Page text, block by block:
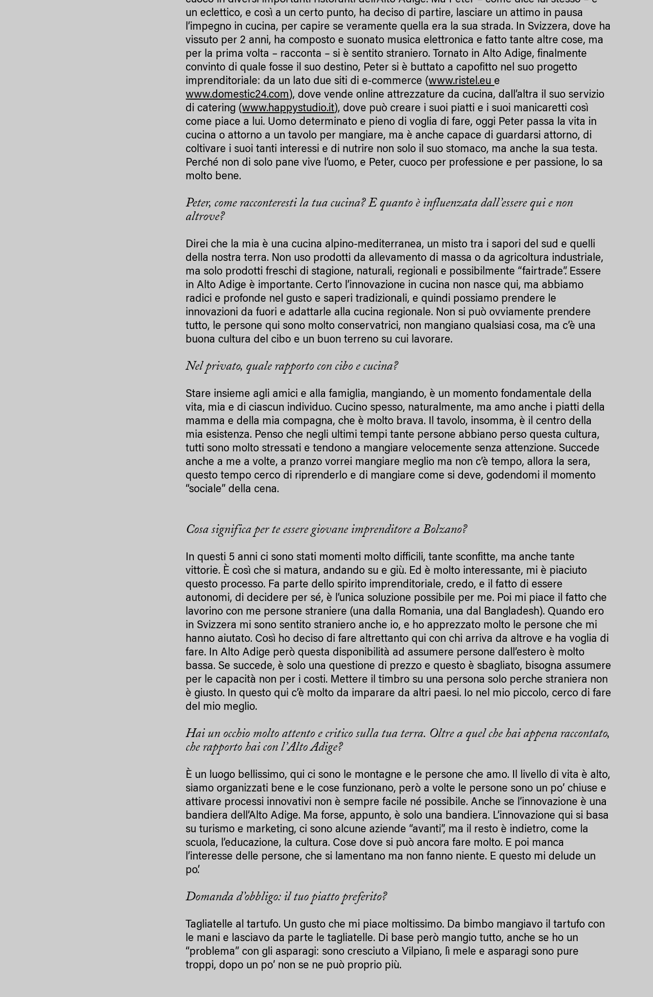
un eclettico, e così a un certo punto, ha deciso di partire, lasciare un attimo in pausa
l’impegno in cucina, per capire se veramente quella era la sua strada. In Svizzera, dove ha
vissuto per 2 anni, ha composto e suonato musica elettronica e fatto tante altre cose, ma
per la prima volta – racconta – si è sentito straniero. Tornato in Alto Adige, finalmente
convinto di quale fosse il suo destino, Peter si è buttato a capofitto nel suo progetto
imprenditoriale: da un lato due siti di e-commerce (www.ristel.eu e
www.domestic24.com), dove vende online attrezzature da cucina, dall’altra il suo servizio
di catering (www.happystudio.it), dove può creare i suoi piatti e i suoi manicaretti così
come piace a lui. Uomo determinato e pieno di voglia di fare, oggi Peter passa la vita in
cucina o attorno a un tavolo per mangiare, ma è anche capace di guardarsi attorno, di
coltivare i suoi tanti interessi e di nutrire non solo il suo stomaco, ma anche la sua testa.
Perché non di solo pane vive l’uomo, e Peter, cuoco per professione e per passione, lo sa
molto bene.
Peter, come racconteresti la tua cucina? E quanto è influenzata dall’essere qui e non
altrove?
Direi che la mia è una cucina alpino-mediterranea, un misto tra i sapori del sud e quelli
della nostra terra. Non uso prodotti da allevamento di massa o da agricoltura industriale,
ma solo prodotti freschi di stagione, naturali, regionali e possibilmente “fairtrade”. Essere
in Alto Adige è importante. Certo l’innovazione in cucina non nasce qui, ma abbiamo
radici e profonde nel gusto e saperi tradizionali, e quindi possiamo prendere le
innovazioni da fuori e adattarle alla cucina regionale. Non si può ovviamente prendere
tutto, le persone qui sono molto conservatrici, non mangiano qualsiasi cosa, ma c’è una
buona cultura del cibo e un buon terreno su cui lavorare.
Nel privato, quale rapporto con cibo e cucina?
Stare insieme agli amici e alla famiglia, mangiando, è un momento fondamentale della
vita, mia e di ciascun individuo. Cucino spesso, naturalmente, ma amo anche i piatti della
mamma e della mia compagna, che è molto brava. Il tavolo, insomma, è il centro della
mia esistenza. Penso che negli ultimi tempi tante persone abbiano perso questa cultura,
tutti sono molto stressati e tendono a mangiare velocemente senza attenzione. Succede
anche a me a volte, a pranzo vorrei mangiare meglio ma non c’è tempo, allora la sera,
questo tempo cerco di riprenderlo e di mangiare come si deve, godendomi il momento
“sociale” della cena.
Cosa significa per te essere giovane imprenditore a Bolzano?
In questi 5 anni ci sono stati momenti molto difficili, tante sconfitte, ma anche tante
vittorie. È così che si matura, andando su e giù. Ed è molto interessante, mi è piaciuto
questo processo. Fa parte dello spirito imprenditoriale, credo, e il fatto di essere
autonomi, di decidere per sé, è l’unica soluzione possibile per me. Poi mi piace il fatto che
lavorino con me persone straniere (una dalla Romania, una dal Bangladesh). Quando ero
in Svizzera mi sono sentito straniero anche io, e ho apprezzato molto le persone che mi
hanno aiutato. Così ho deciso di fare altrettanto qui con chi arriva da altrove e ha voglia di
fare. In Alto Adige però questa disponibilità ad assumere persone dall’estero è molto
bassa. Se succede, è solo una questione di prezzo e questo è sbagliato, bisogna assumere
per le capacità non per i costi. Mettere il timbro su una persona solo perche straniera non
è giusto. In questo qui c’è molto da imparare da altri paesi. Io nel mio piccolo, cerco di fare
del mio meglio.
Hai un occhio molto attento e critico sulla tua terra. Oltre a quel che hai appena raccontato,
che rapporto hai con l’Alto Adige?
È un luogo bellissimo, qui ci sono le montagne e le persone che amo. Il livello di vita è alto,
siamo organizzati bene e le cose funzionano, però a volte le persone sono un po’ chiuse e
attivare processi innovativi non è sempre facile né possibile. Anche se l’innovazione è una
bandiera dell’Alto Adige. Ma forse, appunto, è solo una bandiera. L’innovazione qui si basa
su turismo e marketing, ci sono alcune aziende “avanti”, ma il resto è indietro, come la
scuola, l’educazione, la cultura. Cose dove si può ancora fare molto. E poi manca
l’interesse delle persone, che si lamentano ma non fanno niente. E questo mi delude un
po’.
Domanda d’obbligo: il tuo piatto preferito?
Tagliatelle al tartufo. Un gusto che mi piace moltissimo. Da bimbo mangiavo il tartufo con
le mani e lasciavo da parte le tagliatelle. Di base però mangio tutto, anche se ho un
“problema” con gli asparagi: sono cresciuto a Vilpiano, lì mele e asparagi sono pure
troppi, dopo un po’ non se ne può proprio più.